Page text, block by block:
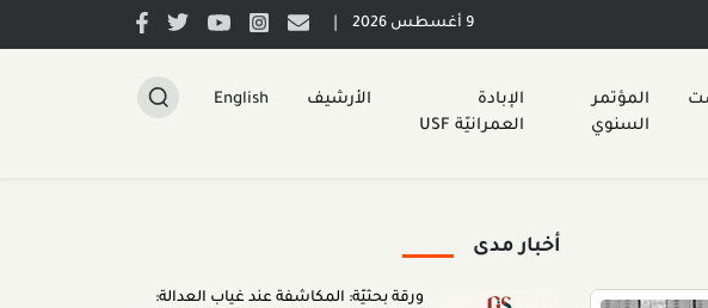
9 أغسطس 2026
المؤتمر
السنوي
الإبادة
العمرانيّة USF
الأرشيف English
أخبار مدى
ورقة بحثيّة: المكاشفة عند غياب العدالة: